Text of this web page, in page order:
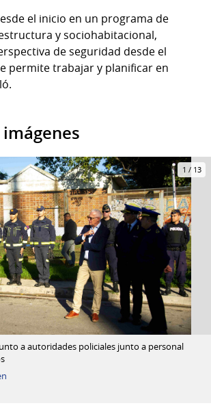
el inicio en un programa de
y sociohabitacional,
de seguridad desde el
permite trabajar y planificar en
1 / 13
a autoridades policiales junto a personal
: